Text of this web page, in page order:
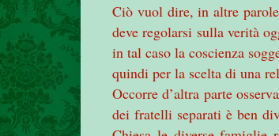
Ciò vuol dire, in altre
deve regolarsi sulla verità
in tal caso la coscienza
quindi per la scelta di una
Occorre d’altra parte
dei fratelli separati è ben